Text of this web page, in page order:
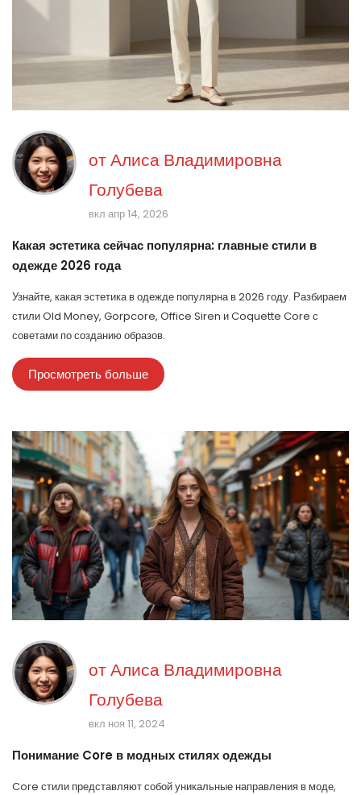
отАлиса Владимировна
Голубева
вкл апр 14, 2026
Какая эстетика сейчас популярна: главные стили в
одежде 2026 года
Узнайте, какая эстетика в одежде популярна в 2026 году. Разбираем
стили Old Money, Gorpcore, Office Siren и Coquette Core с
советами по созданию образов.
Просмотреть больше
отАлиса Владимировна
Голубева
вкл ноя 11, 2024
Понимание Core в модных стилях одежды
Core стили представляют собой уникальные направления в моде,